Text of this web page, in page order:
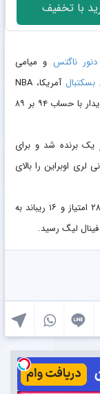
با تخفیف
دنور ناگتس و میامی
بسکتبال
آمریکا، NBA
بامداد امروز در شهر دنور به مصاف هم رفتند که این دیدار با حساب ۹۴ بر ۸۹
این نتیجه، تیم ناگتس در سری فینال، ۴ بر یک برنده شد و برای
قهرمانی لری اوبراین را بالای
نیکولا یوکیچ، ستاره صربستانی ناگتس در این بازی، ۲۸ امتیاز و ۱۶ ریباند به
لیگ رسید.